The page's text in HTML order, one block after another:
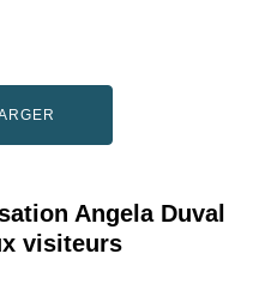
Angela Duval
visiteurs